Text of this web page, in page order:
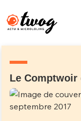
Le Comptwoir
JE M'INSCRIS
PSEUDO*
Que